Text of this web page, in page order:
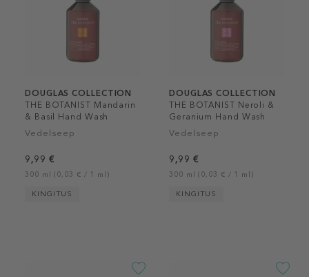
DOUGLAS COLLECTION
THE BOTANIST Mandarin
& Basil Hand Wash
Vedelseep
9,99 €
300 ml (0,03 € / 1 ml)
KINGITUS
DOUGLAS COLLECTION
THE BOTANIST Neroli &
Geranium Hand Wash
Vedelseep
9,99 €
300 ml (0,03 € / 1 ml)
KINGITUS